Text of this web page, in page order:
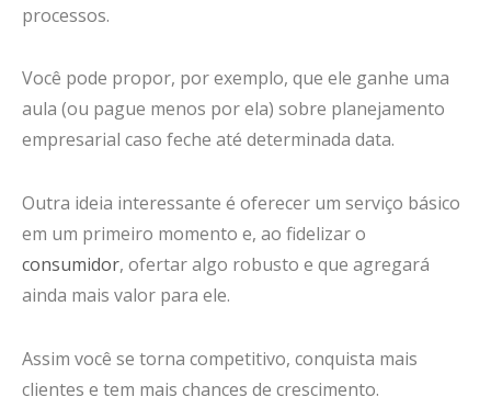
processos.
Você pode propor, por exemplo, que ele ganhe uma
aula (ou pague menos por ela) sobre planejamento
empresarial caso feche até determinada data.
Outra ideia interessante é oferecer um serviço básico
em um primeiro momento e, ao fidelizar o
consumidor, ofertar algo robusto e que agregará
ainda mais valor para ele.
Assim você se torna competitivo, conquista mais
clientes e tem mais chances de crescimento.